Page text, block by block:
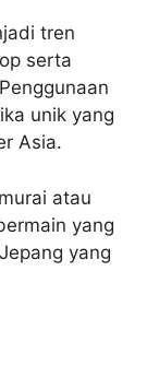
tren
serta
unik yang
Asia.
atau
yang
yang